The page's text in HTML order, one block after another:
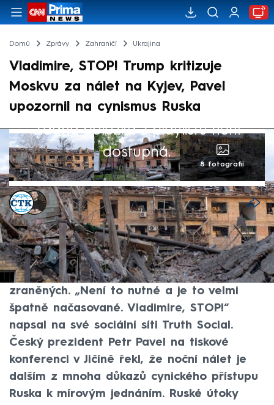
Domů Zprávy Zahraničí Ukrajina
Vladimire, STOP! Trump kritizuje
Moskvu za nálet na Kyjev, Pavel
upozornil na cynismus Ruska
Žádná položka z playlistu není
dostupná.
8 fotografií
ČTK,Marek Pausz
24. dub 2025, 16:57
Americký prezident Donald Trump odsoudil
noční ruské útoky na Kyjev, které si
vyžádaly nejméně 12 mrtvých a 90
zraněných. „Není to nutné a je to velmi
špatně načasované. Vladimire, STOP!“
napsal na své sociální síti Truth Social.
Český prezident Petr Pavel na tiskové
konferenci v Jičíně řekl, že noční nálet je
dalším z mnoha důkazů cynického přístupu
Ruska k mírovým jednáním. Ruské útoky